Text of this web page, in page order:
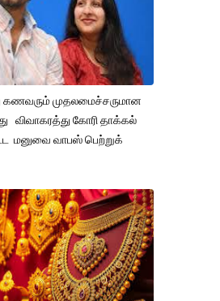
கணவரும் முதலமைச்சருமான
விவாகரத்து கோரி தாக்கல்
மனுவை வாபஸ் பெற்றுக்